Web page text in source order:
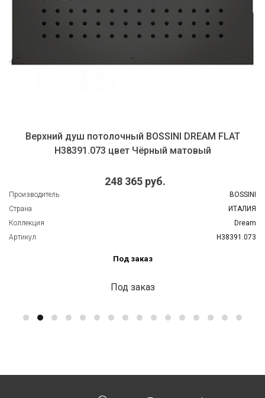
Верхний душ потолочный BOSSINI DREAM FLAT
H38391.073 цвет Чёрный матовый
248 365 руб.
Производитель
BOSSINI
Страна
ИТАЛИЯ
Коллекция
Dream
Артикул
H38391.073
Под заказ
Под заказ